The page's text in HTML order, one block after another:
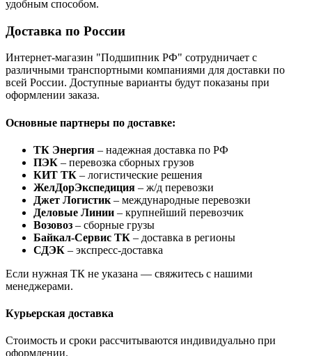
удобным способом.
Доставка по России
Интернет-магазин "Подшипник РФ" сотрудничает с
различными транспортными компаниями для доставки по
всей России. Доступные варианты будут показаны при
оформлении заказа.
Основные партнеры по доставке:
ТК Энергия – надежная доставка по РФ
ПЭК – перевозка сборных грузов
КИТ ТК – логистические решения
ЖелДорЭкспедиция – ж/д перевозки
Джет Логистик – международные перевозки
Деловые Линии – крупнейший перевозчик
Возовоз – сборные грузы
Байкал-Сервис ТК – доставка в регионы
СДЭК – экспресс-доставка
Если нужная ТК не указана — свяжитесь с нашими
менеджерами.
Курьерская доставка
Стоимость и сроки рассчитываются индивидуально при
оформлении.